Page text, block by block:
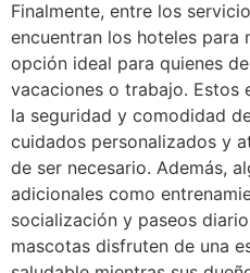
Finalmente, entre los
encuentran los hoteles para
opción ideal para quienes
vacaciones o trabajo. Estos
la seguridad y comodidad
cuidados personalizados y
de ser necesario. Además,
adicionales como
socialización y paseos
mascotas disfruten de una